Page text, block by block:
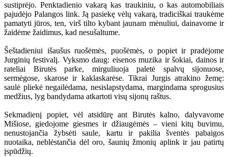
sustiprėjo. Penktadienio vakarą kas traukiniu, o kas automobiliais
pajudėjo Palangos link. Ją pasiekę vėlų vakarą, tradiciškai traukėme
pamatyti jūros, ten, virš tilto kybant jaunam mėnuliui, dainavome ir
žaidėme žaidimus, kad nesušaltume.
Šeštadieniui išaušus ruošėmės, puošėmės, o popiet ir pradėjome
Jurginių festivalį. Vyksmo daug: eisenos muzika ir šokiai, dainos ir
rateliai Birutės parke, mirguliuoja paletė spalvų sijonuose,
sermėgose, skarose ir kaklaskarėse. Tikrai Jurgis atrakino žemę:
saulė pliekė negailėdama, nesislapstydama, margindama sprogusius
medžius, lyg bandydama atkartoti visų sijonų raštus.
Sekmadienį popiet, vėl atsidūrę ant Birutės kalno, dalyvavome
Mišiose, giedojome giesmes ir džiaugėmės – vieni kitų buvimu,
nenustojančia žybsėti saule, kartu ir pakilia šventės pabaigos
nuotaika, neblėstančia dėl oro, šaunių žmonių aplink ir jau patirtų
įspūdžių.